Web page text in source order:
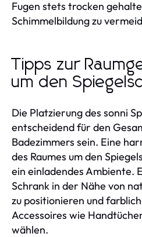
Fugen stets trocken
Schimmelbildung zu
Tipps zur
um den
Die Platzierung des sonni
entscheidend für den
Badezimmers sein. Eine
des Raumes um den
ein einladendes Ambiente.
Schrank in der Nähe von
zu positionieren und
Accessoires wie
wählen.